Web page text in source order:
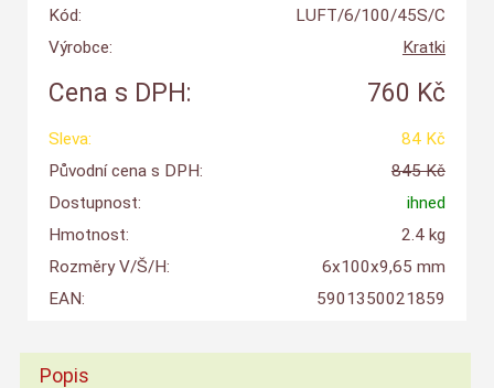
Kód:
LUFT/6/100/45S/C
Výrobce:
Kratki
Cena s DPH: 760 Kč
Sleva:
84 Kč
Původní cena s DPH:
845 Kč
Dostupnost:
ihned
Hmotnost:
2.4 kg
Rozměry V/Š/H:
6x100x9,65 mm
EAN:
5901350021859
Popis